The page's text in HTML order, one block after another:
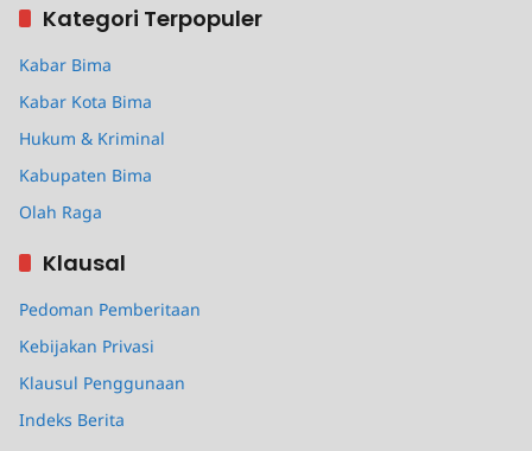
Kategori Terpopuler
Kabar Bima
Kabar Kota Bima
Hukum & Kriminal
Kabupaten Bima
Olah Raga
Klausal
Pedoman Pemberitaan
Kebijakan Privasi
Klausul Penggunaan
Indeks Berita